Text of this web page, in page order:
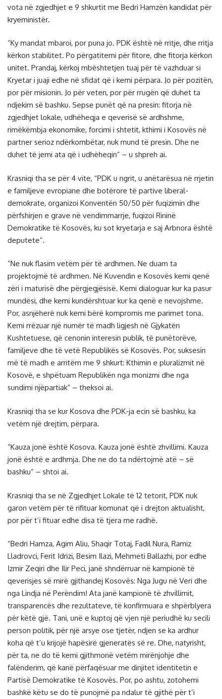
vota në zgjedhjet e 9 shkurtit me Bedri Hamzën kandidat për
kryeministër.
“Ky mandat mbaroi, por puna jo. PDK është në rritje, dhe rritja
kërkon stabilitet. Po përgatitemi për fitore, dhe fitorja kërkon
unitet. Prandaj, kërkoj mbështetjen tuaj për të vazhduar si
Kryetar i juaji edhe në sfidat që i kemi përpara. Jo për pozitën,
por për misionin. Jo për veten, por për rrugën që duhet ta
ndjekim së bashku. Sepse punët që na presin: fitorja në
zgjedhjet lokale, udhëheqja e qeverisë së ardhshme,
rimëkëmbja ekonomike, forcimi i shtetit, kthimi i Kosovës në
partner serioz ndërkombëtar, nuk mund të presin. Dhe ne
duhet të jemi ata që i udhëheqin” – u shpreh ai.
Krasniqi tha se për 4 vite, “PDK u ngrit, u anëtarësua në rrjetin
e familjeve evropiane dhe botërore të partive liberal-
demokrate, organizoi Konventën 50/50 për fuqizimin dhe
përfshirjen e grave në vendimmarrje, fuqizoi Rininë
Demokratike të Kosovës, ku sot kryetarja e saj Arbnora është
deputete”.
“Ne nuk flasim vetëm për të ardhmen. Ne duam ta
projektojmë të ardhmen. Në Kuvendin e Kosovës kemi qenë
zëri i maturisë dhe përgjegjësisë. Kemi dialoguar kur ka pasur
mundësi, dhe kemi kundërshtuar kur ka qenë e nevojshme.
Por, asnjëherë nuk kemi bërë kompromis me parimet tona.
Kemi rrëzuar një numër të madh ligjesh në Gjykatën
Kushtetuese, që cenonin interesin publik, të punëtorëve,
familjeve dhe të vetë Republikës së Kosovës. Por, suksesin
më të madh e arritëm me 9 shkurt: Kthimin e pluralizmit në
Kosovë, e shpëtuam Republikën nga monizmi dhe nga
sundimi njëpartiak” – theksoi ai.
Krasniqi tha se kur Kosova dhe PDK-ja ecin së bashku, ka
vetëm një drejtim, përpara.
“Kauza jonë është Kosova. Kauza jonë është zhvillimi. Kauza
jonë është e ardhmja. Dhe ne do ta ndërtojmë atë – së
bashku” – shtoi ai.
Krasniqi tha se në Zgjedhjet Lokale të 12 tetorit, PDK nuk
garon vetëm për të rifituar komunat që i drejton aktualisht,
por për t’i fituar edhe disa të tjera me radhë.
“Bedri Hamza, Agim Aliu, Shaqir Totaj, Fadil Nura, Ramiz
Lladrovci, Ferit Idrizi, Besim Ilazi, Mehmeti Ballazhi, por edhe
Izmir Zeqiri dhe Ilir Peci, janë shndërruar në kampionë të
qeverisjes së mirë gjithandej Kosovës: Nga Jugu në Veri dhe
nga Lindja në Perëndim! Ata janë kampionë të zhvillimit,
transparencës dhe rezultateve, të konfirmuara e shpërblyera
për këtë gjë. Tani, unë e kuptoj që vjen një periudhë ku secili
person politik, për një arsye ose tjetër, ndjen se ka ardhur
koha që t’u krijojë hapësirë gjeneratës së re. Dhe, natyrisht,
për ta, ne do të kemi gjithmonë vetëm mirënjohje dhe
falënderim, që kanë përfaqësuar me dinjitet identitetin e
Partisë Demokratike të Kosovës. Por, po ashtu, zotohemi
bashkë këtu se do të punojmë pa ndalur të gjithë për t’i